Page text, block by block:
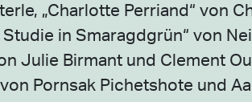
„Charlotte Perriand“ von
in Smaragdgrün“ von
Julie Birmant und Clement
Pornsak Pichetshote und